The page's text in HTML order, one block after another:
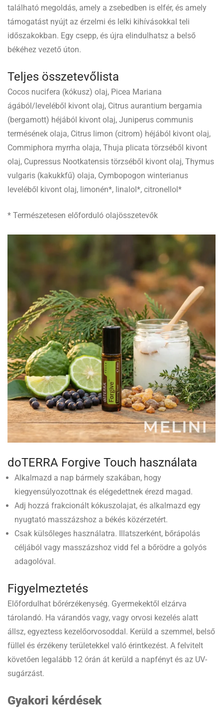
található megoldás, amely a zsebedben is elfér, és amely
támogatást nyújt az érzelmi és lelki kihívásokkal teli
időszakokban. Egy csepp, és újra elindulhatsz a belső
békéhez vezető úton.
Teljes összetevőlista
Cocos nucifera (kókusz) olaj, Picea Mariana
ágából/leveléből kivont olaj, Citrus aurantium bergamia
(bergamott) héjából kivont olaj, Juniperus communis
termésének olaja, Citrus limon (citrom) héjából kivont olaj,
Commiphora myrrha olaja, Thuja plicata törzséből kivont
olaj, Cupressus Nootkatensis törzséből kivont olaj, Thymus
vulgaris (kakukkfű) olaja, Cymbopogon winterianus
leveléből kivont olaj, limonén*, linalol*, citronellol*
* Természetesen előforduló olajösszetevők
doTERRA Forgive Touch használata
Alkalmazd a nap bármely szakában, hogy
kiegyensúlyozottnak és elégedettnek érezd magad.
Adj hozzá frakcionált kókuszolajat, és alkalmazd egy
nyugtató masszázshoz a békés közérzetért.
Csak külsőleges használatra. Illatszerként, bőrápolás
céljából vagy masszázshoz vidd fel a bőrödre a golyós
adagolóval.
Figyelmeztetés
Előfordulhat bőrérzékenység. Gyermekektől elzárva
tárolandó. Ha várandós vagy, vagy orvosi kezelés alatt
állsz, egyeztess kezelőorvosoddal. Kerüld a szemmel, belső
füllel és érzékeny területekkel való érintkezést. A felvitelt
követően legalább 12 órán át kerüld a napfényt és az UV-
sugárzást.
Gyakori kérdések